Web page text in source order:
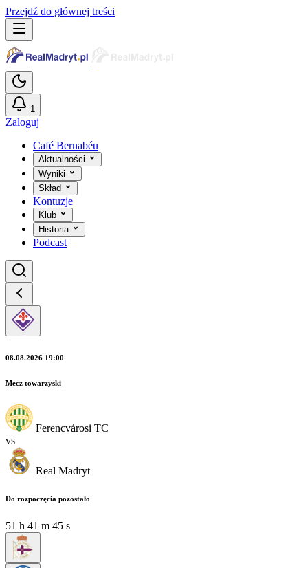
Przejdź do głównej treści
1
Zaloguj
Café Bernabéu
Aktualności
Wyniki
Skład
Kontuzje
Klub
Historia
Podcast
08.08.2026 19:00
Mecz towarzyski
Ferencvárosi TC
vs
Real Madryt
Do rozpoczęcia pozostało
51 h 41 m 44 s